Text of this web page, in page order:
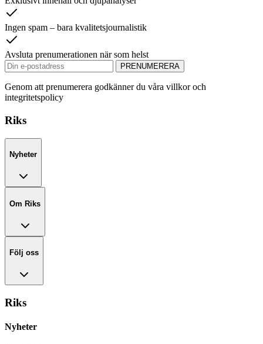
Ingen spam – bara kvalitetsjournalistik
Avsluta prenumerationen när som helst
PRENUMERERA
Genom att prenumerera godkänner du våra villkor och
integritetspolicy
Riks
Nyheter
Om Riks
Följ oss
Riks
Nyheter